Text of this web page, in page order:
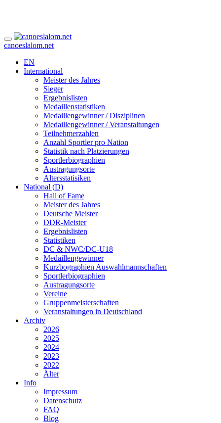
canoeslalom.net
EN
International
Meister des Jahres
Sieger
Ergebnislisten
Medaillenstatistiken
Medaillengewinner / Disziplinen
Medaillengewinner / Veranstaltungen
Teilnehmerzahlen
Anzahl Sportler pro Nation
Statistik nach Platzierungen
Sportlerbiographien
Austragungsorte
Altersstatisiken
National (D)
Hall of Fame
Meister des Jahres
Deutsche Meister
DDR-Meister
Ergebnislisten
Statistiken
DC & NWC/DC-U18
Medaillengewinner
Kurzbographien Auswahlmannschaften
Sportlerbiographien
Austragungsorte
Vereine
Gruppenmeisterschaften
Veranstaltungen in Deutschland
Archiv
2026
2025
2024
2023
2022
Älter
Info
Impressum
Datenschutz
FAQ
Blog